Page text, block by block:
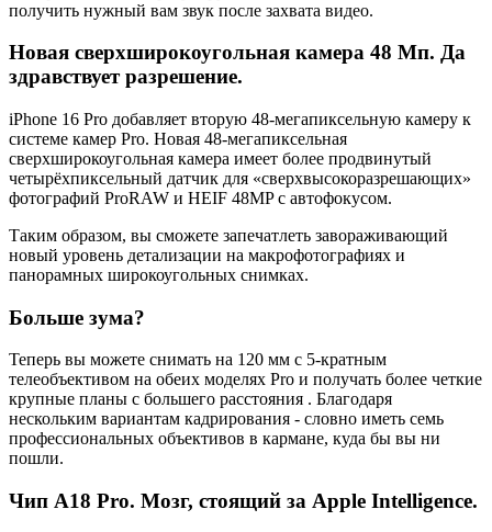
получить нужный вам звук после захвата видео.
Новая сверхширокоугольная камера 48 Мп. Да
здравствует разрешение.
iPhone 16 Pro добавляет вторую 48-мегапиксельную камеру к
системе камер Pro. Новая 48-мегапиксельная
сверхширокоугольная камера имеет более продвинутый
четырёхпиксельный датчик для «сверхвысокоразрешающих»
фотографий ProRAW и HEIF 48MP с автофокусом.
Таким образом, вы сможете запечатлеть завораживающий
новый уровень детализации на макрофотографиях и
панорамных широкоугольных снимках.
Больше зума?
Теперь вы можете снимать на 120 мм с 5-кратным
телеобъективом на обеих моделях Pro и получать более четкие
крупные планы с большего расстояния . Благодаря
нескольким вариантам кадрирования - словно иметь семь
профессиональных объективов в кармане, куда бы вы ни
пошли.
Чип A18 Pro. Мозг, стоящий за Apple Intelligence.